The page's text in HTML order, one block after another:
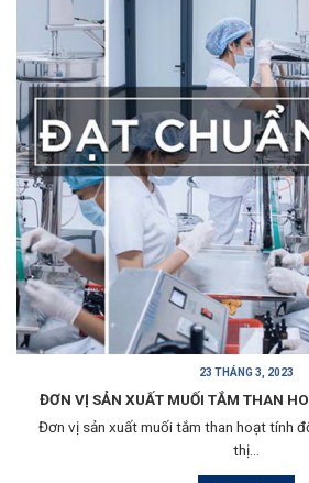
23 THÁNG 3, 2023
ĐƠN VỊ SẢN XUẤT MUỐI TẮM THAN
Đơn vị sản xuất muối tắm than hoạt tính
thị...